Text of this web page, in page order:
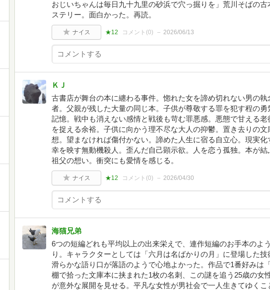
おじいちゃんは毎日九十九里の砂浜で穴っ掘りを」荒川そばの古
ステリー。面白かった。再読。
ナイス ★12 コメント(0) 2026/06/13
ＫＪ
古書店が舞台の本に纏わる事件。惚れた女を諦め切れない男の
者。父親が残した大量の同じ本。子供が尊敬する罪を犯す程の
記憶。戦中も消えない感情と戦後も苛む罪悪感。悪態で甘える
を捉える余裕。子供に向かう理不尽な大人の抑鬱。置き去りの
想。望まなければ傷付かない。諦めた人生に宿る自立心。現実
幸を映す無動機殺人。歪んだ自己顕示欲。人を恋う孤独。本が
祖父の想い。衝突にも愛情を感じる。
ナイス ★12 コメント(0) 2026/04/30
海猫兄弟
6つの短編どれも平均以上の出来栄えで、連作短編のお手本のよ
り。キャラクターとしては「六月は名ばかりの月」に登場した技
滑らかな語り口が落語のようで心地よかった。作品で1番好みは
棚で拾った文庫本に挟まれた1枚の名刺、この謎を追う25歳の女
が意外な展開を見せる。平凡な女性が男社会で一人生きてゆくこ